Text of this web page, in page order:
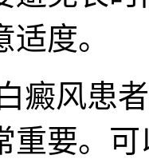
度。
癜风患
重要。